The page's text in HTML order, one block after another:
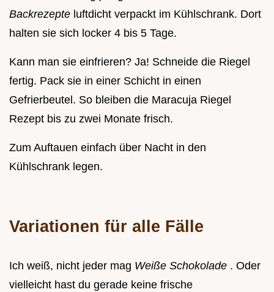
Backrezepte luftdicht verpackt im Kühlschrank. Dort
halten sie sich locker 4 bis 5 Tage.
Kann man sie einfrieren? Ja! Schneide die Riegel
fertig. Pack sie in einer Schicht in einen
Gefrierbeutel. So bleiben die Maracuja Riegel
Rezept bis zu zwei Monate frisch.
Zum Auftauen einfach über Nacht in den
Kühlschrank legen.
Variationen für alle Fälle
Ich weiß, nicht jeder mag Weiße Schokolade . Oder
vielleicht hast du gerade keine frische